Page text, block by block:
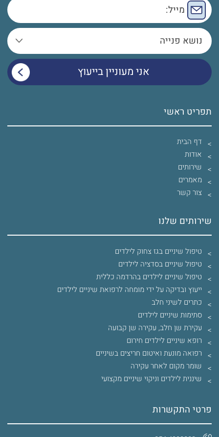
תפריט ראשי
דף הבית
אודות
שירותים
מאמרים
צור קשר
שירותים שלנו
טיפול שיניים בגז צחוק לילדים
טיפול שיניים בסדציה לילדים
טיפול שיניים לילדים בהרדמה כללית
ייעוץ ובדיקה על ידי מומחה לרפואת שיניים לילדים
כתרים לשיני חלב
סתימות שיניים לילדים
עקירת שן חלב, עקירה שן קבועה
רופא שיניים לילדים חירום
רפואה מונעת ואיטום חריצים בשיניים
שומר מקום לאחר עקירה
שיננית לילדים וניקוי שיניים מקצועי
פרטי התקשרות